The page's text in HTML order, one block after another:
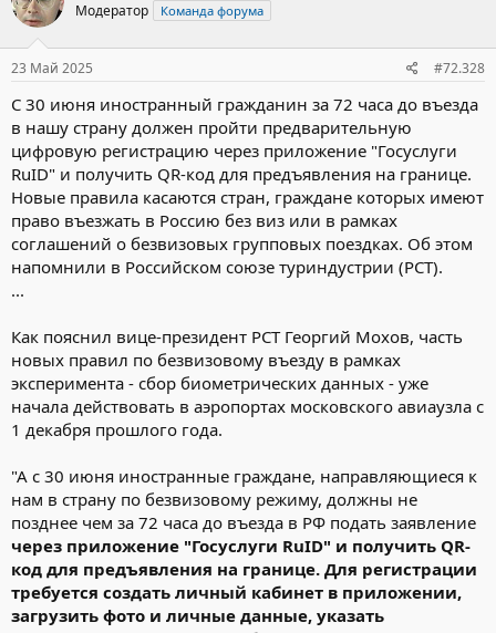
Модератор Команда форума
23 Май 2025 #72.328
С 30 июня иностранный гражданин за 72 часа до въезда
в нашу страну должен пройти предварительную
цифровую регистрацию через приложение "Госуслуги
RuID" и получить QR-код для предъявления на границе.
Новые правила касаются стран, граждане которых имеют
право въезжать в Россию без виз или в рамках
соглашений о безвизовых групповых поездках. Об этом
напомнили в Российском союзе туриндустрии (РСТ).
...
Как пояснил вице-президент РСТ Георгий Мохов, часть
новых правил по безвизовому въезду в рамках
эксперимента - сбор биометрических данных - уже
начала действовать в аэропортах московского авиаузла с
1 декабря прошлого года.
"А с 30 июня иностранные граждане, направляющиеся к
нам в страну по безвизовому режиму, должны не
позднее чем за 72 часа до въезда в РФ подать заявление
через приложение "Госуслуги RuID" и получить QR-
код для предъявления на границе. Для регистрации
требуется создать личный кабинет в приложении,
загрузить фото и личные данные, указать